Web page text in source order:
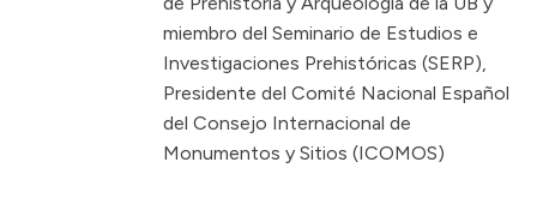
miembro del Seminario de Estudios e
Investigaciones Prehistóricas (SERP),
Presidente del Comité Nacional Español
del Consejo Internacional de
Monumentos y Sitios (ICOMOS)